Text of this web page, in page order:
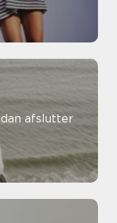
afslutter